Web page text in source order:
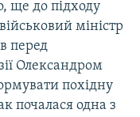
ще до підходу
міністр
перед
Олександром
похідну
почалася одна з